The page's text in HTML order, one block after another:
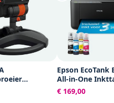
compact -
- 9 tot 216
Epson EcoTank
All-in-One
Printer- Zwart
€ 169,00